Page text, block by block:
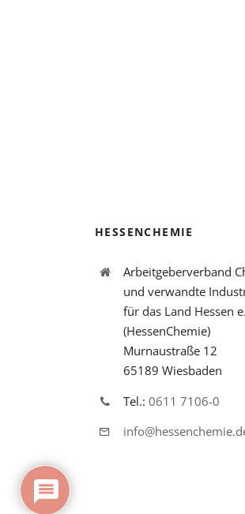
HESSENCHEMIE
Arbeitgeberverband
und verwandte
für das Land Hessen
(HessenChemie)
Murnaustraße 12
65189 Wiesbaden
Tel.: 0611 7106-0